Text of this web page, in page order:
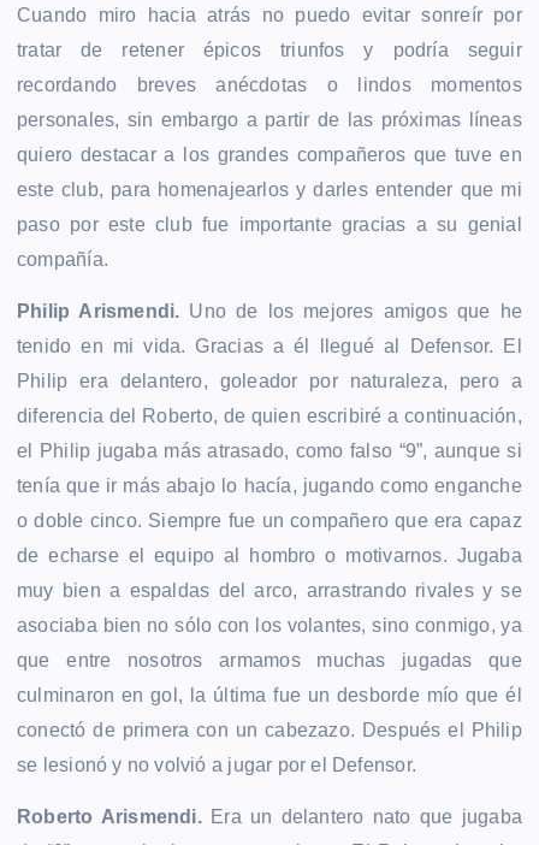
Cuando miro hacia atrás no puedo evitar sonreír por
tratar de retener épicos triunfos y podría seguir
recordando breves anécdotas o lindos momentos
personales, sin embargo a partir de las próximas líneas
quiero destacar a los grandes compañeros que tuve en
este club, para homenajearlos y darles entender que mi
paso por este club fue importante gracias a su genial
compañía.
Philip Arismendi. Uno de los mejores amigos que he
tenido en mi vida. Gracias a él llegué al Defensor. El
Philip era delantero, goleador por naturaleza, pero a
diferencia del Roberto, de quien escribiré a continuación,
el Philip jugaba más atrasado, como falso “9”, aunque si
tenía que ir más abajo lo hacía, jugando como enganche
o doble cinco. Siempre fue un compañero que era capaz
de echarse el equipo al hombro o motivarnos. Jugaba
muy bien a espaldas del arco, arrastrando rivales y se
asociaba bien no sólo con los volantes, sino conmigo, ya
que entre nosotros armamos muchas jugadas que
culminaron en gol, la última fue un desborde mío que él
conectó de primera con un cabezazo. Después el Philip
se lesionó y no volvió a jugar por el Defensor.
Roberto Arismendi.Era un delantero nato que jugaba